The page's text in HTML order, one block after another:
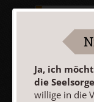
Ja, ich
die
willige in die